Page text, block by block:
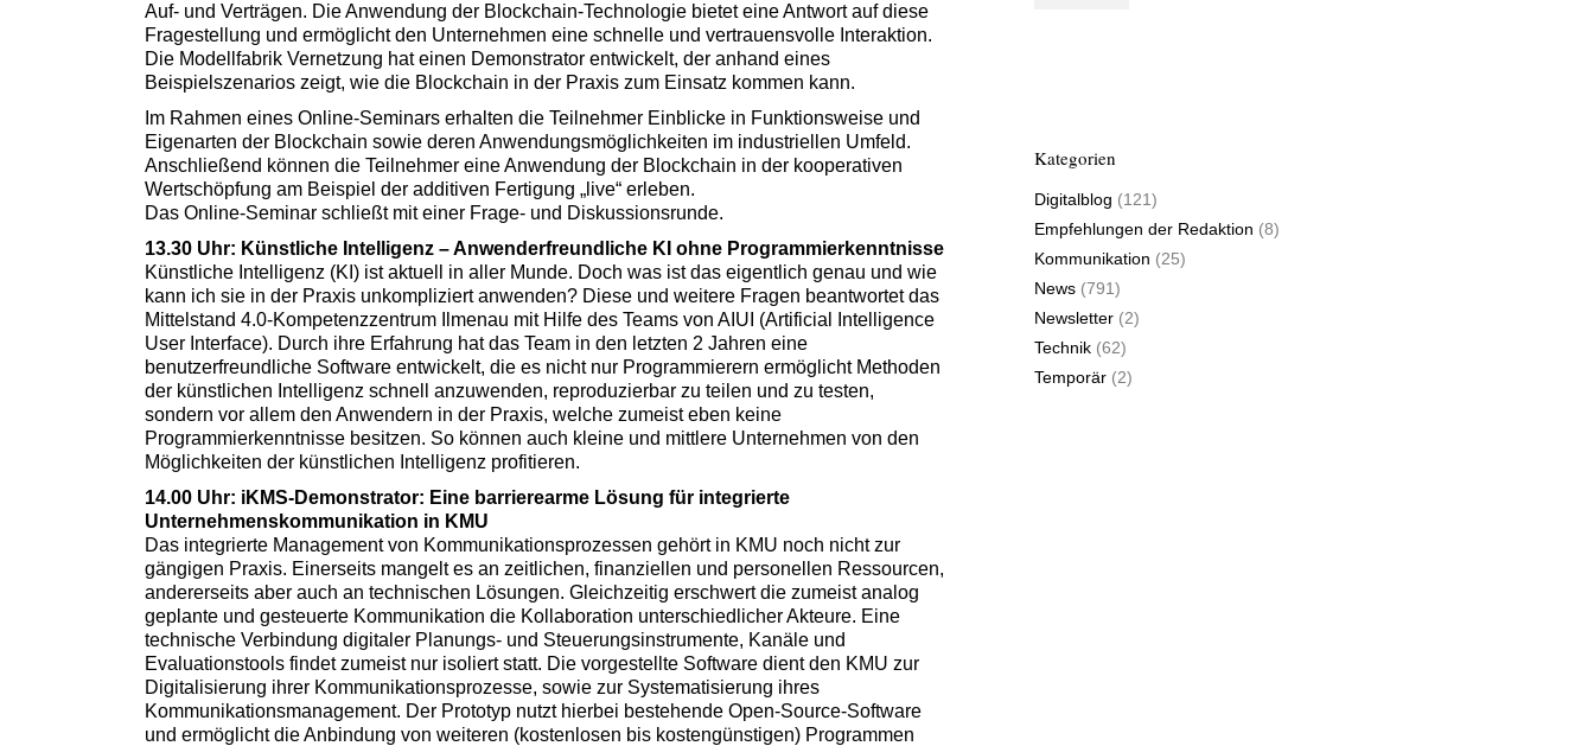
Auf- und Verträgen. Die Anwendung der Blockchain-Technologie bietet eine Antwort auf diese
Fragestellung und ermöglicht den Unternehmen eine schnelle und vertrauensvolle Interaktion.
Die Modellfabrik Vernetzung hat einen Demonstrator entwickelt, der anhand eines
Beispielszenarios zeigt, wie die Blockchain in der Praxis zum Einsatz kommen kann.
Im Rahmen eines Online-Seminars erhalten die Teilnehmer Einblicke in Funktionsweise und
Eigenarten der Blockchain sowie deren Anwendungsmöglichkeiten im industriellen Umfeld.
Anschließend können die Teilnehmer eine Anwendung der Blockchain in der kooperativen
Wertschöpfung am Beispiel der additiven Fertigung „live“ erleben.
Das Online-Seminar schließt mit einer Frage- und Diskussionsrunde.
13.30 Uhr: Künstliche Intelligenz – Anwenderfreundliche KI ohne Programmierkenntnisse
Künstliche Intelligenz (KI) ist aktuell in aller Munde. Doch was ist das eigentlich genau und wie
kann ich sie in der Praxis unkompliziert anwenden? Diese und weitere Fragen beantwortet das
Mittelstand 4.0-Kompetenzzentrum Ilmenau mit Hilfe des Teams von AIUI (Artificial Intelligence
User Interface). Durch ihre Erfahrung hat das Team in den letzten 2 Jahren eine
benutzerfreundliche Software entwickelt, die es nicht nur Programmierern ermöglicht Methoden
der künstlichen Intelligenz schnell anzuwenden, reproduzierbar zu teilen und zu testen,
sondern vor allem den Anwendern in der Praxis, welche zumeist eben keine
Programmierkenntnisse besitzen. So können auch kleine und mittlere Unternehmen von den
Möglichkeiten der künstlichen Intelligenz profitieren.
14.00 Uhr: iKMS-Demonstrator: Eine barrierearme Lösung für integrierte
Unternehmenskommunikation in KMU
Das integrierte Management von Kommunikationsprozessen gehört in KMU noch nicht zur
gängigen Praxis. Einerseits mangelt es an zeitlichen, finanziellen und personellen Ressourcen,
andererseits aber auch an technischen Lösungen. Gleichzeitig erschwert die zumeist analog
geplante und gesteuerte Kommunikation die Kollaboration unterschiedlicher Akteure. Eine
technische Verbindung digitaler Planungs- und Steuerungsinstrumente, Kanäle und
Evaluationstools findet zumeist nur isoliert statt. Die vorgestellte Software dient den KMU zur
Digitalisierung ihrer Kommunikationsprozesse, sowie zur Systematisierung ihres
Kommunikationsmanagement. Der Prototyp nutzt hierbei bestehende Open-Source-Software
und ermöglicht die Anbindung von weiteren (kostenlosen bis kostengünstigen) Programmen
Kategorien
Digitalblog (121)
Empfehlungen der Redaktion (8)
Kommunikation (25)
News (791)
Newsletter (2)
Technik (62)
Temporär (2)